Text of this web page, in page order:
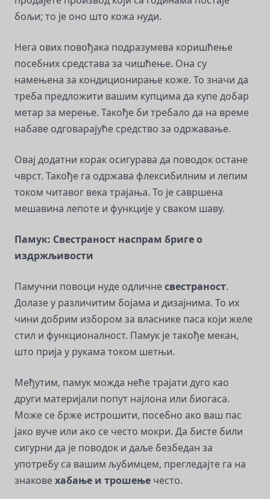
бољи; то је оно што кожа нуди.
Нега ових повођака подразумева коришћење
посебних средстава за чишћење. Она су
намењена за кондиционирање коже. То значи да
треба предложити вашим купцима да купе добар
метар за мерење. Такође би требало да на време
набаве одговарајуће средство за одржавање.
Овај додатни корак осигурава да поводок остане
чврст. Такође га одржава флексибилним и лепим
током читавог века трајања. То је савршена
мешавина лепоте и функције у сваком шаву.
Памук: Свестраност наспрам бриге о
издржљивости
Памучни повоци нуде одличнесвестраност.
Долазе у различитим бојама и дизајнима. То их
чини добрим избором за власнике паса који желе
стил и функционалност. Памук је такође мекан,
што прија у рукама током шетњи.
Међутим, памук можда неће трајати дуго као
други материјали попут најлона или биогаса.
Може се брже истрошити, посебно ако ваш пас
јако вуче или ако се често мокри. Да бисте били
сигурни да је поводок и даље безбедан за
употребу са вашим љубимцем, прегледајте га на
знаковехабање и трошење често.